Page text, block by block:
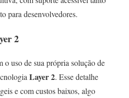
para desenvolvedores.
2
o uso de sua própria solução de
Layer 2. Esse detalhe
e com custos baixos, algo